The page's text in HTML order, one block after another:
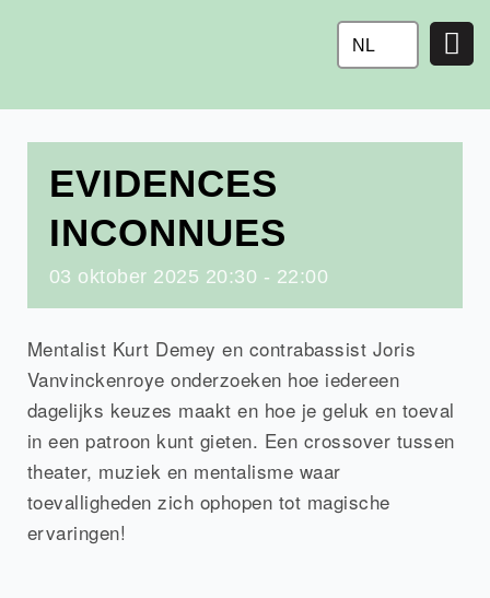
NL
EVIDENCES
INCONNUES
03 oktober 2025 20:30 - 22:00
Mentalist Kurt Demey en contrabassist Joris
Vanvinckenroye onderzoeken hoe iedereen
dagelijks keuzes maakt en hoe je geluk en toeval
in een patroon kunt gieten. Een crossover tussen
theater, muziek en mentalisme waar
toevalligheden zich ophopen tot magische
ervaringen!